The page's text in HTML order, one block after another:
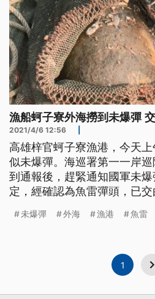
漁船蚵子寮外海撈到未爆彈
2021/4/6 12:56
高雄梓官蚵子寮漁港，今天
似未爆彈。海巡署第一一岸
到通報後，趕緊通知國軍未
定，經確認為魚雷彈頭，已交由國
撈到疑似未爆彈的不明物體
就趕快回來。一開始還沒看它
未爆彈 外海 漁港 魚雷
1